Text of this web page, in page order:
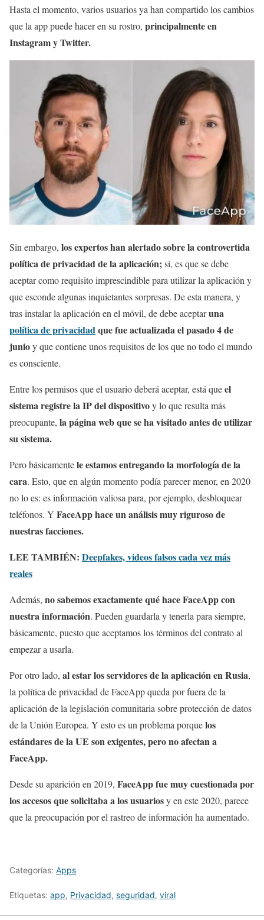
Hasta el momento, varios usuarios ya han compartido los cambios
que la app puede hacer en su rostro, principalmente en
Instagram y Twitter.
Sin embargo, los expertos han alertado sobre la controvertida
política de privacidad de la aplicación;sí, es que se debe
aceptar como requisito imprescindible para utilizar la aplicación y
que esconde algunas inquietantes sorpresas. De esta manera, y
tras instalar la aplicación en el móvil, de debe aceptaruna
política de privacidadque fue actualizada el pasado 4 de
junioy que contiene unos requisitos de los que no todo el mundo
es consciente.
Entre los permisos que el usuario deberá aceptar, está queel
sistema registre la IP del dispositivoy lo que resulta más
preocupante, la página web que se ha visitado antes de utilizar
su sistema.
Pero básicamentele estamos entregando la morfología de la
cara. Esto, que en algún momento podía parecer menor, en 2020
no lo es: es información valiosa para, por ejemplo, desbloquear
teléfonos. Y FaceApp hace un análisis muy riguroso de
nuestras facciones.
LEE TAMBIÉN: Deepfakes, videos falsos cada vez más
reales
Además, no sabemos exactamente qué hace FaceApp con
nuestra información. Pueden guardarla y tenerla para siempre,
básicamente, puesto que aceptamos los términos del contrato al
empezar a usarla.
Por otro lado, al estar los servidores de la aplicación en Rusia,
la política de privacidad de FaceApp queda por fuera de la
aplicación de la legislación comunitaria sobre protección de datos
de la Unión Europea. Y esto es un problema porquelos
estándares de la UE son exigentes, pero no afectan a
FaceApp.
Desde su aparición en 2019, FaceApp fue muy cuestionada por
los accesos que solicitaba a los usuariosy en este 2020, parece
que la preocupación por el rastreo de información ha aumentado.
Categorías: Apps
Etiquetas: app, Privacidad, seguridad, viral